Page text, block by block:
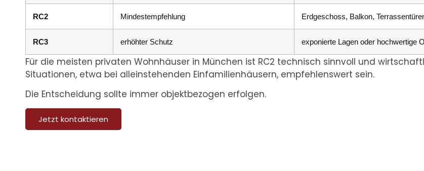
RC2 Mindestempfehlung Erdgeschoss, Balkon,
RC3 erhöhter Schutz exponierte Lagen oder hochwertige
Für die meisten privaten Wohnhäuser in München ist RC2 technisch sinnvoll und
Situationen, etwa bei alleinstehenden Einfamilienhäusern, empfehlenswert sein.
Die Entscheidung sollte immer objektbezogen erfolgen.
Jetzt kontaktieren